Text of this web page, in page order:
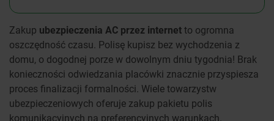
Zakup ubezpieczenia AC przez internetto ogromna
oszczędność czasu. Polisę kupisz bez wychodzenia z
domu, o dogodnej porze w dowolnym dniu tygodnia! Brak
konieczności odwiedzania placówki znacznie przyspiesza
proces finalizacji formalności. Wiele towarzystw
ubezpieczeniowych oferuje zakup pakietu polis
komunikacyjnych na preferencyjnych warunkach.